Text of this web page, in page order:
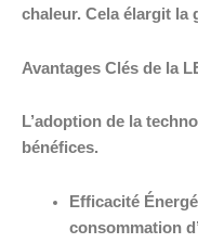
chaleur. Cela élargit la
Avantages Clés de la
L’adoption de la
bénéfices.
Efficacité
consommation